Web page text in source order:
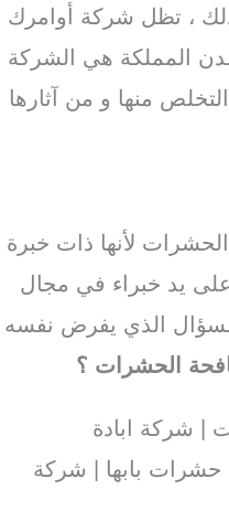
، تظل شركة أوامرك
المملكة هي الشركة
منها و من آثارها
لأنها ذات خبرة
يد خبراء في مجال
الذي يفرض نفسه
الحشرات ؟
| شركة ابادة
حشرات بابها | شركة